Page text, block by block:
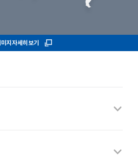
지 자세히 보기